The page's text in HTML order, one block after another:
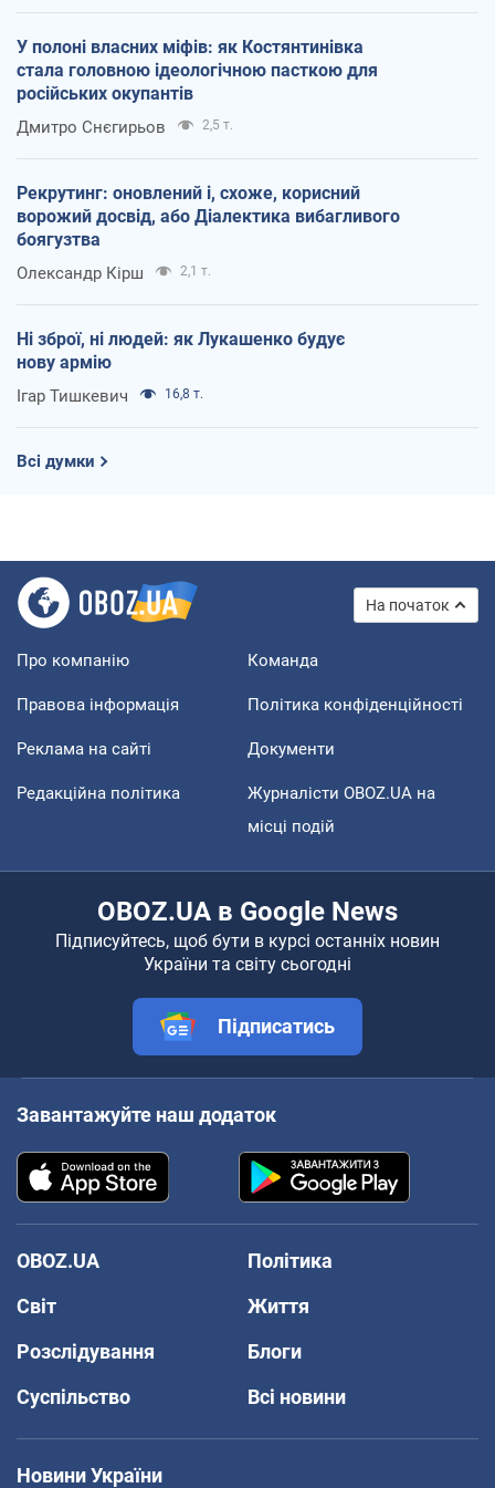
У полоні власних міфів: як Костянтинівка
стала головною ідеологічною пасткою для
російських окупантів
Дмитро Снєгирьов 2,5 т.
Рекрутинг: оновлений і, схоже, корисний
ворожий досвід, або Діалектика вибагливого
боягузтва
Олександр Кірш 2,1 т.
Ні зброї, ні людей: як Лукашенко будує
нову армію
Ігар Тишкевич 16,8 т.
Всі думки
На початок
Про компанію Команда
Правова інформація Політика конфіденційності
Реклама на сайті Документи
Редакційна політика
Журналісти OBOZ.UA на
місці подій
OBOZ.UA в Google News
Підписуйтесь, щоб бути в курсі останніх новин
України та світу сьогодні
Підписатись
Завантажуйте наш додаток
OBOZ.UA
Політика
Світ
Життя
Розслідування
Блоги
Суспільство
Всі новини
Новини України